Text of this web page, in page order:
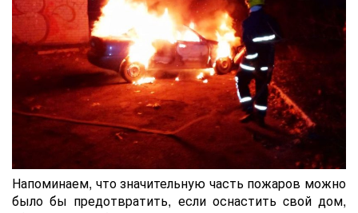
Напоминаем, что значительную часть пожаров можно
было бы предотвратить, если оснастить cвой дом,